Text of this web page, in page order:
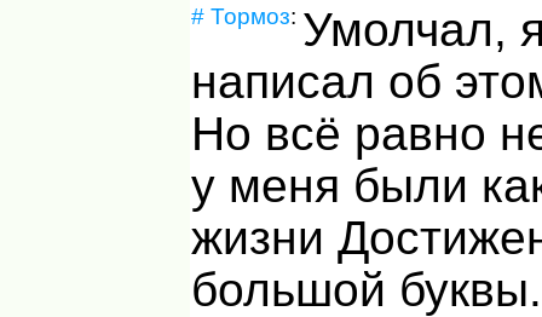
# Тормоз: Умолчал,
написал об
Но всё равно
у меня были
жизни
большой буквы.